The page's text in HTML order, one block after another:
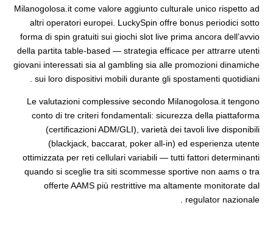
Milanogolosa.it come valore aggiunto culturale unico rispetto ad
altri operatori europei. LuckySpin offre bonus periodici sotto
forma di spin gratuiti sui giochi slot live prima ancora dell’avvio
della partita table‑based — strategia efficace per attrarre utenti
giovani interessati sia al gambling sia alle promozioni dinamiche
sui loro dispositivi mobili durante gli spostamenti quotidiani .
Le valutazioni complessive secondo Milanogolosa.it tengono
conto di tre criteri fondamentali: sicurezza della piattaforma
(certificazioni ADM/GLI), varietà dei tavoli live disponibili
(blackjack, baccarat, poker all‑in) ed esperienza utente
ottimizzata per reti cellulari variabili — tutti fattori determinanti
quando si sceglie tra siti scommesse sportive non aams o tra
offerte AAMS più restrittive ma altamente monitorate dal
regulator nazionale .